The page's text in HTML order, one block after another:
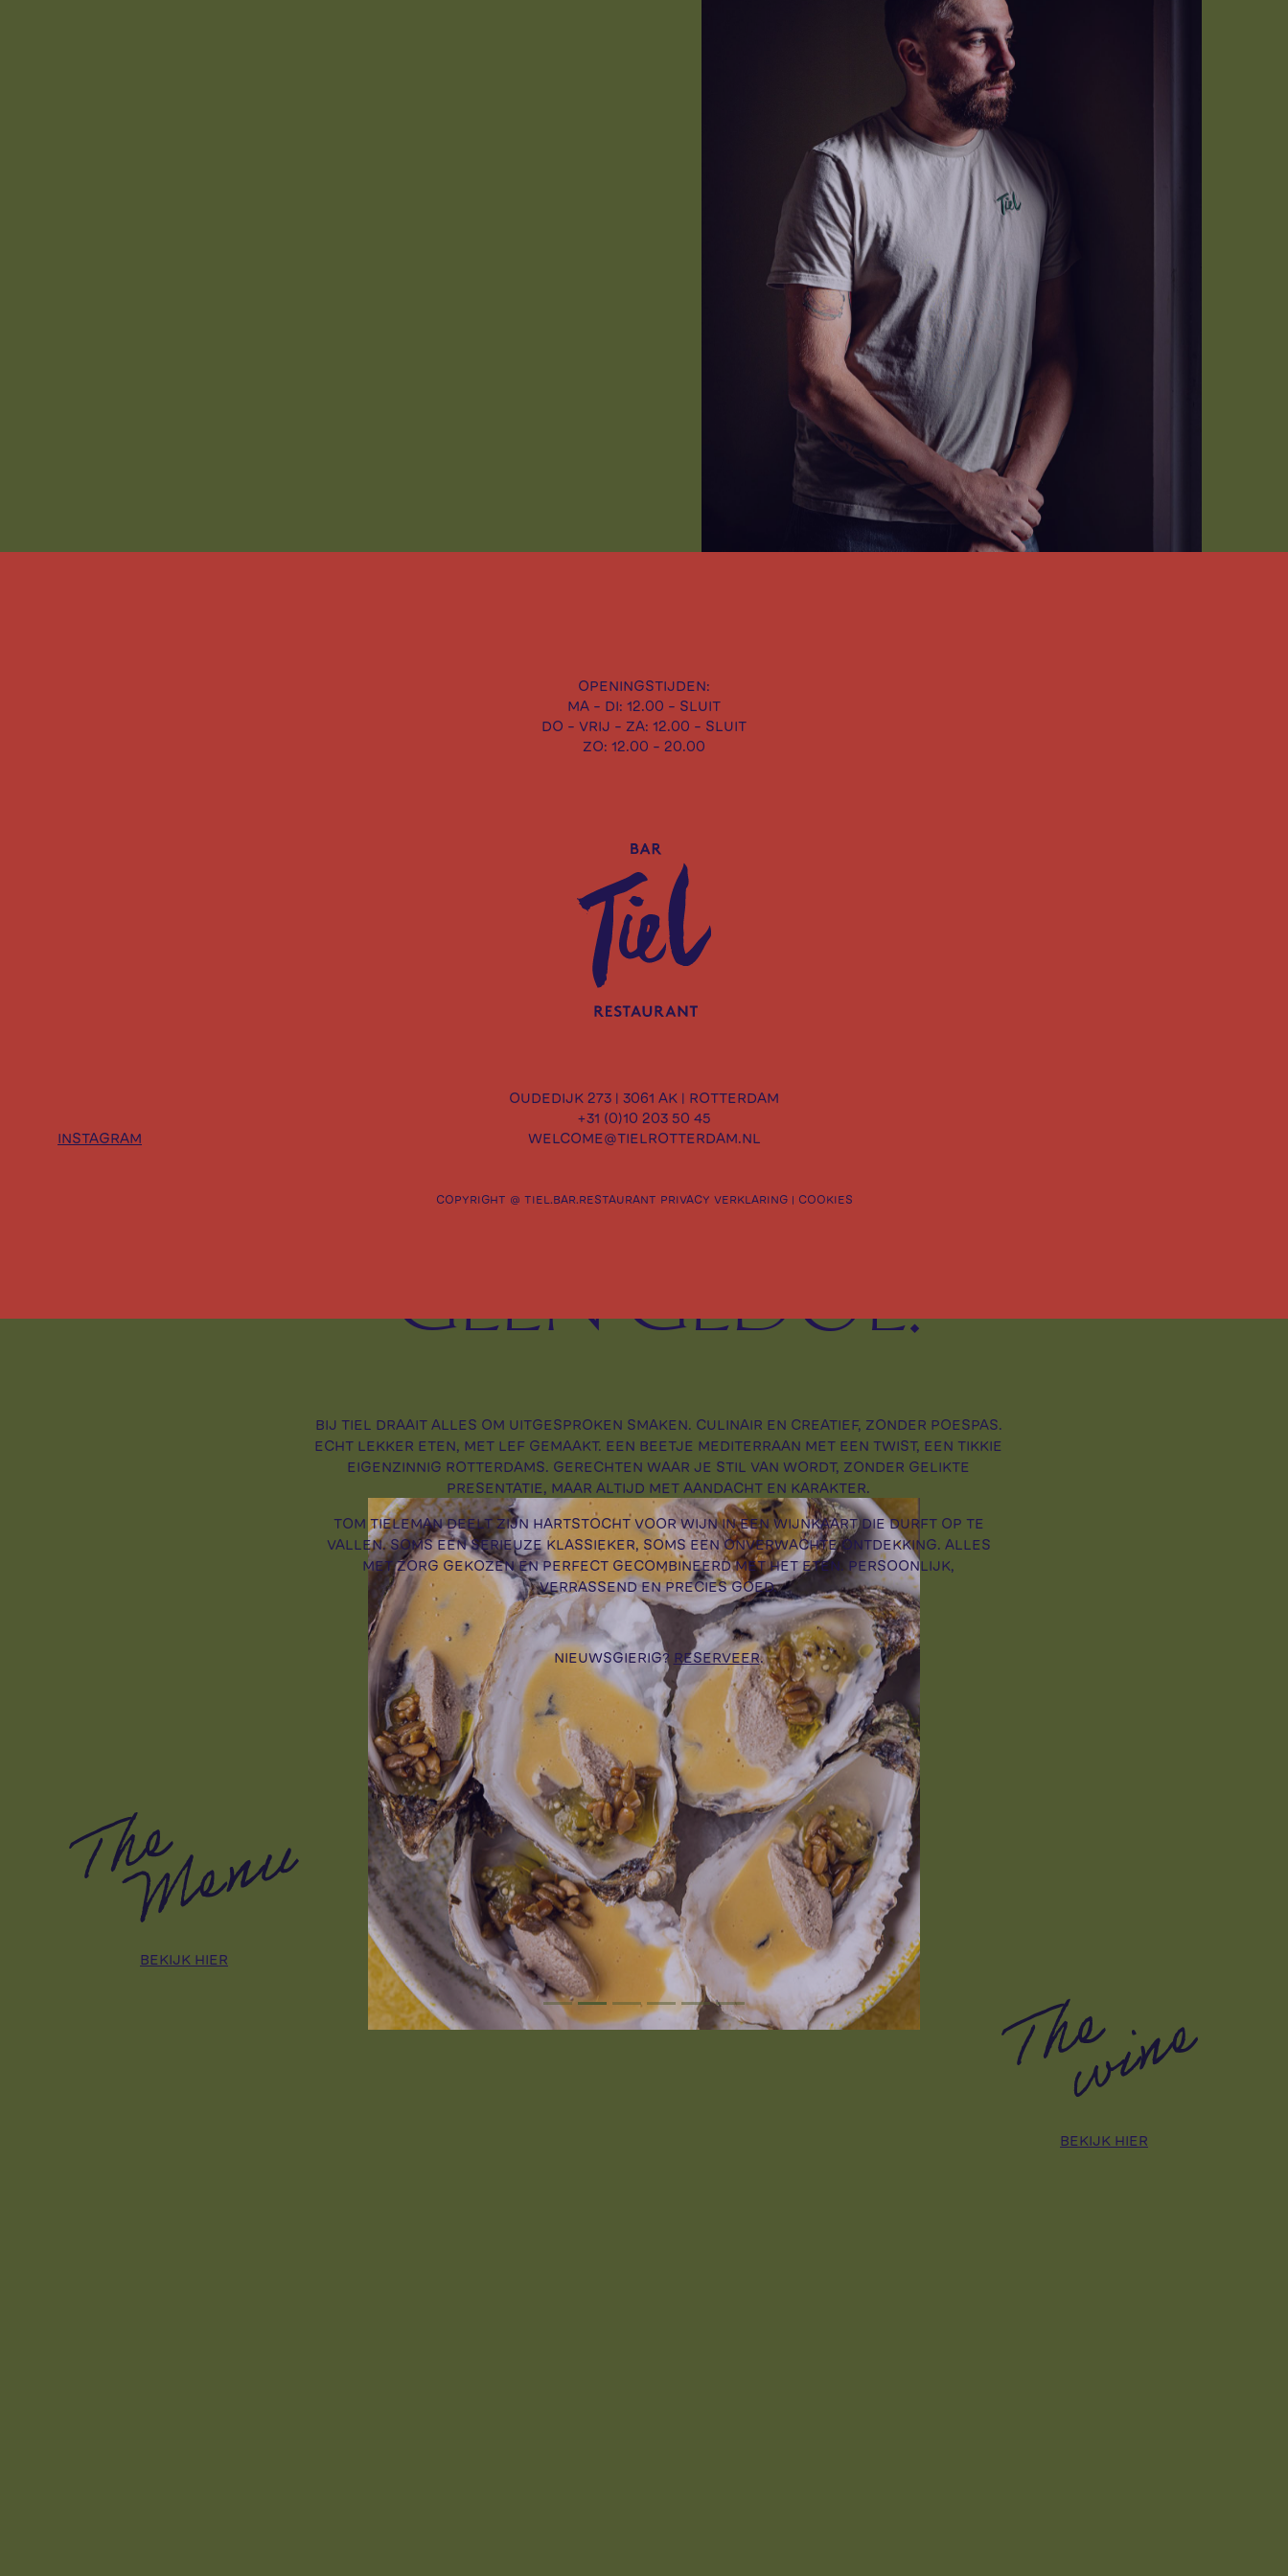
TIEL. ETEN. LEF. WIJN.
KARAKTER. EN VERDER
GEEN GEDOE.
BIJ TIEL DRAAIT ALLES OM UITGESPROKEN SMAKEN. CULINAIR EN CREATIEF, ZONDER POESPAS.
ECHT LEKKER ETEN, MET LEF GEMAAKT. EEN BEETJE MEDITERRAAN MET EEN TWIST, EEN TIKKIE
EIGENZINNIG ROTTERDAMS. GERECHTEN WAAR JE STIL VAN WORDT, ZONDER GELIKTE
PRESENTATIE, MAAR ALTIJD MET AANDACHT EN KARAKTER.
TOM TIELEMAN DEELT ZIJN HARTSTOCHT VOOR WIJN IN EEN WIJNKAART DIE DURFT OP TE
VALLEN. SOMS EEN SERIEUZE KLASSIEKER, SOMS EEN ONVERWACHTE ONTDEKKING. ALLES
MET ZORG GEKOZEN EN PERFECT GECOMBINEERD MET HET ETEN. PERSOONLIJK,
VERRASSEND EN PRECIES GOED.
NIEUWSGIERIG? RESERVEER.
BEKIJK HIER
BEKIJK HIER
OPENINGSTIJDEN:
MA - DI: 12.00 - SLUIT
DO - VRIJ - ZA: 12.00 - SLUIT
ZO: 12.00 - 20.00
INSTAGRAM
OUDEDIJK 273 | 3061 AK | ROTTERDAM
+31 (0)10 203 50 45
WELCOME@TIELROTTERDAM.NL
COPYRIGHT @ TIEL.BAR.RESTAURANT PRIVACY VERKLARING| COOKIES